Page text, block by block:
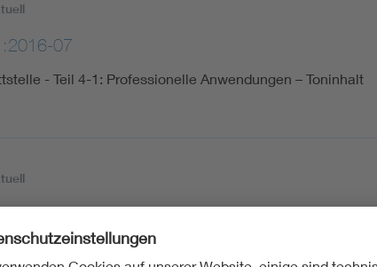
07
- Teil 4-1: Professionelle Anwendungen – Toninhalt
03
- Teil 4-1: Professionelle Anwendungen – Toninhalt